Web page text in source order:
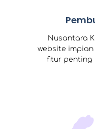
Nusantara
website
fitur penting